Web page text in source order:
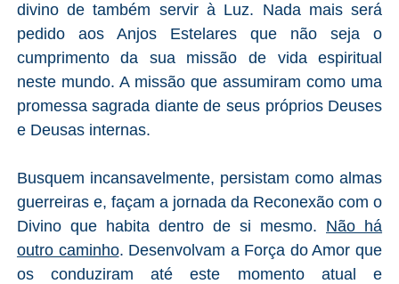
divino de também servir à Luz. Nada mais será
pedido aos Anjos Estelares que não seja o
cumprimento da sua missão de vida espiritual
neste mundo. A missão que assumiram como uma
promessa sagrada diante de seus próprios Deuses
e Deusas internas.
Busquem incansavelmente, persistam como almas
guerreiras e, façam a jornada da Reconexão com o
Divino que habita dentro de si mesmo. Não há
outro caminho. Desenvolvam a Força do Amor que
os conduziram até este momento atual e